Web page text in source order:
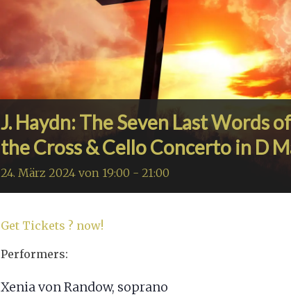
J. Haydn: The Seven Last Words
the Cross & Cello Concerto in D
24. März 2024 von 19:00 - 21:00
Get Tickets ? now!
Performers:
Xenia von Randow, soprano